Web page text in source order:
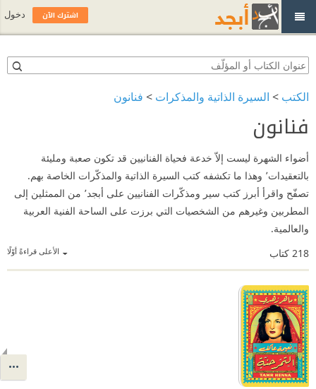
الكتب > السيرة الذاتية والمذكرات > فنانون
فنانون
أضواء الشهرة ليست إلاّ خدعة فحياة الفنانيين قد تكون صعبة ومليئة
بالتعقيدات٬ وهذا ما تكشفه كتب السيرة الذاتية والمذكّرات الخاصة بهم.
تصفّح واقرأ أبرز كتب سير ومذكّرات الفنانيين على أبجد٬ من الممثلين إلى
المطربين وغيرهم من الشخصيات التي برزت على الساحة الفنية العربية
والعالمية.
الأعلى قراءةً أوّلًا 218 كتاب
اشترك الآن دخول